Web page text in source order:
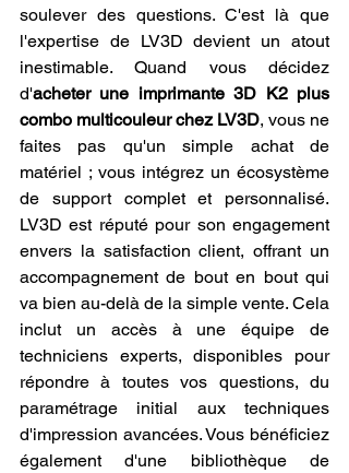
soulever des questions. C'est là que
l'expertise de LV3D devient un atout
inestimable. Quand vous décidez
d'acheter une imprimante 3D K2 plus
combo multicouleur chez LV3D, vous ne
faites pas qu'un simple achat de
matériel ; vous intégrez un écosystème
de support complet et personnalisé.
LV3D est réputé pour son engagement
envers la satisfaction client, offrant un
accompagnement de bout en bout qui
va bien au-delà de la simple vente. Cela
inclut un accès à une équipe de
techniciens experts, disponibles pour
répondre à toutes vos questions, du
paramétrage initial aux techniques
d'impression avancées. Vous bénéficiez
également d'une bibliothèque de